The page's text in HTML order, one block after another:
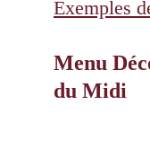
Exemples
Menu
du Midi